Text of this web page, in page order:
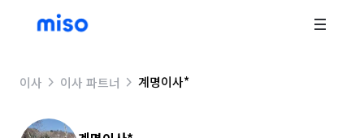
이사 이사 파트너 계명이사*